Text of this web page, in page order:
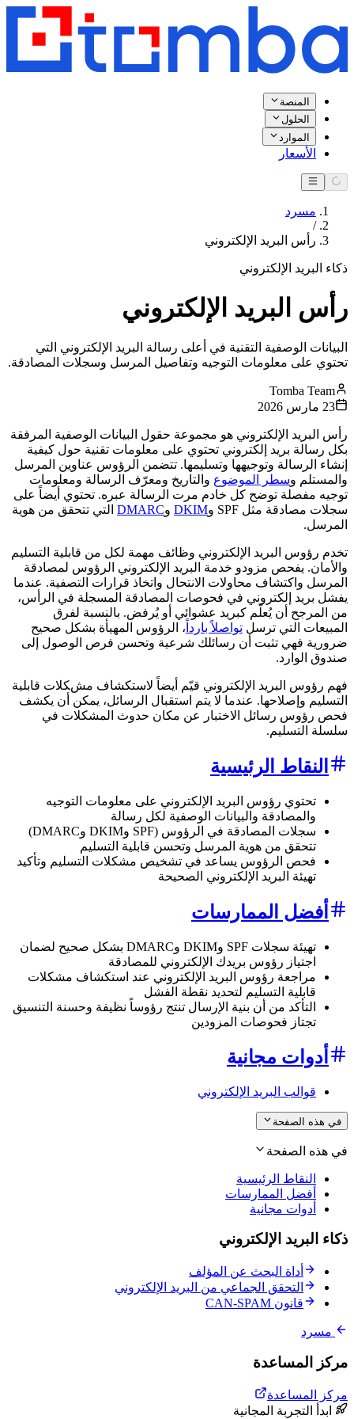
المنصة
الحلول
الموارد
الأسعار
مسرد
/
رأس البريد الإلكتروني
ذكاء البريد الإلكتروني
رأس البريد الإلكتروني
البيانات الوصفية التقنية في أعلى رسالة البريد الإلكتروني التي
تحتوي على معلومات التوجيه وتفاصيل المرسل وسجلات المصادقة.
Tomba Team
23 مارس 2026
رأس البريد الإلكتروني هو مجموعة حقول البيانات الوصفية المرفقة
بكل رسالة بريد إلكتروني تحتوي على معلومات تقنية حول كيفية
إنشاء الرسالة وتوجيهها وتسليمها. تتضمن الرؤوس عناوين المرسل
والمستلم وسطر الموضوع والتاريخ ومعرّف الرسالة ومعلومات
توجيه مفصلة توضح كل خادم مرت الرسالة عبره. تحتوي أيضاً على
سجلات مصادقة مثل SPF و
DKIM وDMARC التي تتحقق من هوية
المرسل.
تخدم رؤوس البريد الإلكتروني وظائف مهمة لكل من قابلية التسليم
والأمان. يفحص مزودو خدمة البريد الإلكتروني الرؤوس لمصادقة
المرسل واكتشاف محاولات الانتحال واتخاذ قرارات التصفية. عندما
يفشل بريد إلكتروني في فحوصات المصادقة المسجلة في الرأس،
من المرجح أن يُعلّم كبريد عشوائي أو يُرفض. بالنسبة لفرق
المبيعات التي ترسل تواصلاً بارداً ، الرؤوس المهيأة بشكل صحيح
ضرورية فهي تثبت أن رسائلك شرعية وتحسن فرص الوصول إلى
صندوق الوارد.
فهم رؤوس البريد الإلكتروني قيّم أيضاً لاستكشاف مشكلات قابلية
التسليم وإصلاحها. عندما لا يتم استقبال الرسائل، يمكن أن يكشف
فحص رؤوس رسائل الاختبار عن مكان حدوث المشكلات في
سلسلة التسليم.
النقاط الرئيسية
تحتوي رؤوس البريد الإلكتروني على معلومات التوجيه
والمصادقة والبيانات الوصفية لكل رسالة
سجلات المصادقة في الرؤوس (SPF وDKIM وDMARC)
تتحقق من هوية المرسل وتحسن قابلية التسليم
فحص الرؤوس يساعد في تشخيص مشكلات التسليم وتأكيد
تهيئة البريد الإلكتروني الصحيحة
أفضل الممارسات
تهيئة سجلات SPF وDKIM وDMARC بشكل صحيح لضمان
اجتياز رؤوس بريدك الإلكتروني للمصادقة
مراجعة رؤوس البريد الإلكتروني عند استكشاف مشكلات
قابلية التسليم لتحديد نقطة الفشل
التأكد من أن بنية الإرسال تنتج رؤوساً نظيفة وحسنة التنسيق
تجتاز فحوصات المزودين
أدوات مجانية
قوالب البريد الإلكتروني
في هذه الصفحة
في هذه الصفحة
النقاط الرئيسية
أفضل الممارسات
أدوات مجانية
ذكاء البريد الإلكتروني
أداة البحث عن المؤلف
التحقق الجماعي من البريد الإلكتروني
قانون CAN-SPAM
مسرد
مركز المساعدة
مركز المساعدة
ابدأ التجربة المجانية